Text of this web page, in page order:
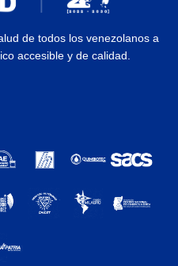
de todos los venezolanos a
accesible y de calidad.